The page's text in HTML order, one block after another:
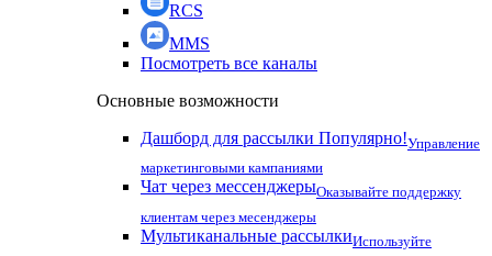
RCS
MMS
Посмотреть все каналы
Основные возможности
Дашборд для рассылки Популярно!Управление
маркетинговыми кампаниями
Чат через мессенджерыОказывайте поддержку
клиентам через месенджеры
Мультиканальные рассылкиИспользуйте